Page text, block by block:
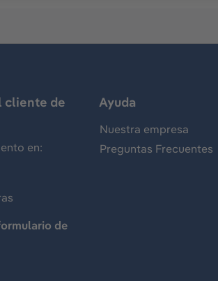
cliente de
en:
de
Ayuda
Nuestra empresa
Preguntas Frecuentes